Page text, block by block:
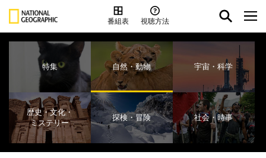
番組表 視聴方法
特集 自然・動物 宇宙・科学
歴史・文化・
ミステリー
探検・冒険 社会・時事